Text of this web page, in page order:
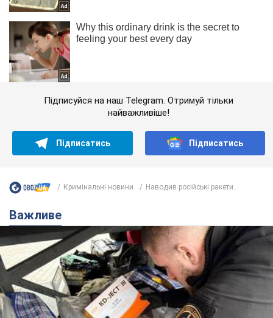
Підписуйся на наш Telegram. Отримуй тільки
найважливіше!
Підписатись Підписатись
Кримінальні новини Наводив російські ракети...
Важливе